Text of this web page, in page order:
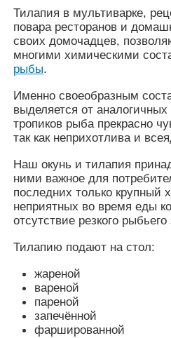
Тилапия в мультиварке,
повара ресторанов и
своих домочадцев,
многими химическими
рыбы.
Именно своеобразным
выделяется от
тропиков рыба прекрасно
так как неприхотлива и
Наш окунь и тилапия
ними важное для
последних только крупный
неприятных во время еды
отсутствие резкого
Тилапию подают на стол:
жареной
вареной
пареной
запечённой
фаршированной